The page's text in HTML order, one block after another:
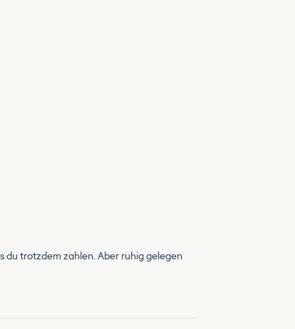
du trotzdem zahlen. Aber ruhig gelegen